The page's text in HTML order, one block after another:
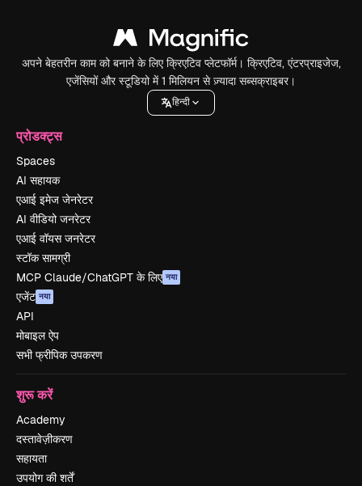
अपने बेहतरीन काम को बनाने के लिए क्रिएटिव प्लेटफॉर्म। क्रिएटिव, एंटरप्राइजेज,
एजेंसियों और स्टूडियो में 1 मिलियन से ज़्यादा सब्सक्राइबर।
हिन्दी
प्रोडक्ट्स
Spaces
AI सहायक
एआई इमेज जेनरेटर
AI वीडियो जनरेटर
एआई वॉयस जनरेटर
स्टॉक सामग्री
MCP Claude/ChatGPT के लिए नया
एजेंट नया
API
मोबाइल ऐप
सभी फ्रीपिक उपकरण
शुरू करें
Academy
दस्तावेज़ीकरण
सहायता
उपयोग की शर्तें